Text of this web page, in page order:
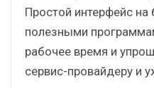
Простой интерфейс на
полезными
рабочее время и
сервис-провайдеру и